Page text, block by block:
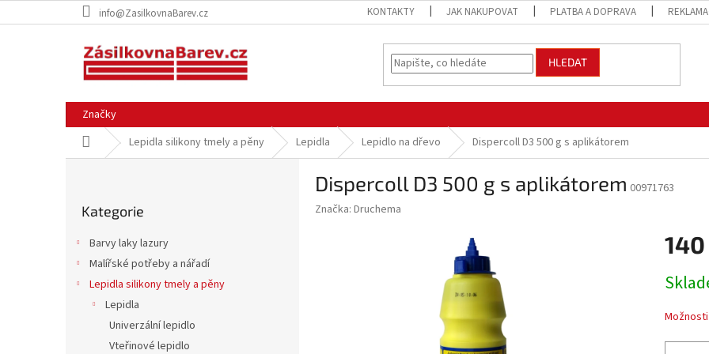
na
info@ZasilkovnaBarev.cz KONTAKTY JAK NAKUPOVAT PLATBA A DOPRAVA
HLEDAT
Značky
Domů Lepidla silikony tmely a pěny Lepidla Lepidlo na dřevo Dispercoll D3 500 g s aplikátorem
kategorie
Kategorie
Barvy laky lazury
Malířské potřeby a nářadí
Lepidla silikony tmely a pěny
Lepidla
Univerzální lepidlo
Vteřinové lepidlo
Dispercoll D3 500 g s aplikátorem 00971763
Značka: Druchema
140
cena: